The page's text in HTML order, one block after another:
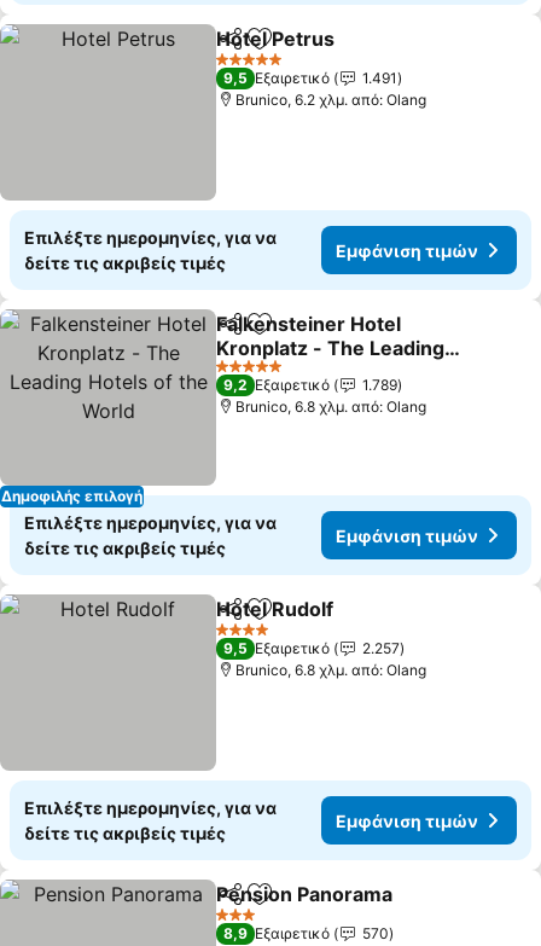
Κοινοποίηση
Προσθήκη στα αγαπημένα
Hotel Petrus
5 Αστέρια
9,5 Εξαιρετικό
1.491
Brunico, 6.2 χλμ. από: Olang
Επιλέξτε ημερομηνίες, για να
δείτε τις ακριβείς τιμές
Εμφάνιση τιμών
Δημοφιλής επιλογή
Κοινοποίηση
Προσθήκη στα αγαπημένα
Falkensteiner Hotel
Kronplatz - The Leading
Hotels of the World
Εμφάνιση τιμών
5 Αστέρια
9,2 Εξαιρετικό
1.789
Brunico, 6.8 χλμ. από: Olang
Επιλέξτε ημερομηνίες, για να
δείτε τις ακριβείς τιμές
Εμφάνιση τιμών
Κοινοποίηση
Προσθήκη στα αγαπημένα
Hotel Rudolf
4 Αστέρια
9,5 Εξαιρετικό
2.257
Brunico, 6.8 χλμ. από: Olang
Επιλέξτε ημερομηνίες, για να
δείτε τις ακριβείς τιμές
Εμφάνιση τιμών
Κοινοποίηση
Προσθήκη στα αγαπημένα
Pension Panorama
3 Αστέρια
8,9 Εξαιρετικό 570